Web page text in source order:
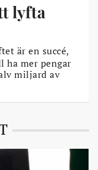
lyfta
är en succé,
ha mer pengar
miljard av